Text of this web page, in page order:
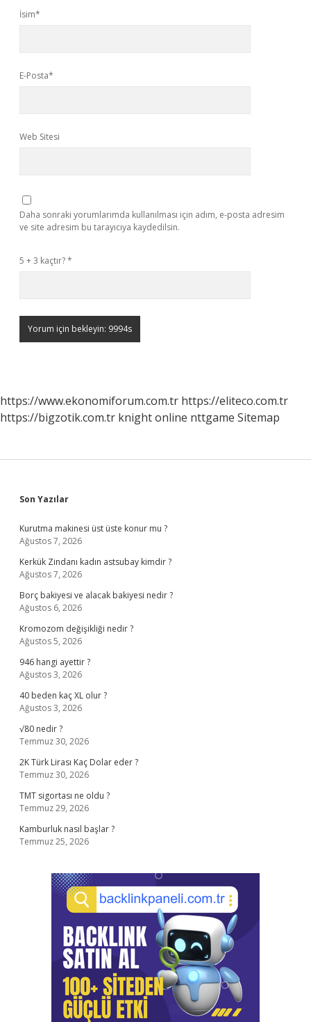
İsim*
E-Posta*
Web Sitesi
Daha sonraki yorumlarımda kullanılması için adım, e-posta adresim
ve site adresim bu tarayıcıya kaydedilsin.
5 + 3 kaçtır?*
https://www.ekonomiforum.com.tr https://eliteco.com.tr
https://bigzotik.com.tr knight online nttgame Sitemap
Sidebar
Son Yazılar
Kurutma makinesi üst üste konur mu ?
Ağustos 7, 2026
Kerkük Zindanı kadın astsubay kimdir ?
Ağustos 7, 2026
Borç bakiyesi ve alacak bakiyesi nedir ?
Ağustos 6, 2026
Kromozom değişikliği nedir ?
Ağustos 5, 2026
946 hangi ayettir ?
Ağustos 3, 2026
40 beden kaç XL olur ?
Ağustos 3, 2026
√80 nedir ?
Temmuz 30, 2026
2K Türk Lirası Kaç Dolar eder ?
Temmuz 30, 2026
TMT sigortası ne oldu ?
Temmuz 29, 2026
Kamburluk nasıl başlar ?
Temmuz 25, 2026